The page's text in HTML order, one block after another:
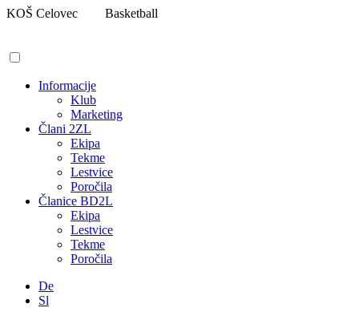
Pojdi
KOŠ Celovec Basketball
Informacije
Klub
Marketing
Člani 2ZL
Ekipa
Tekme
Lestvice
Poročila
Članice BD2L
Ekipa
Lestvice
Tekme
Poročila
De
Sl